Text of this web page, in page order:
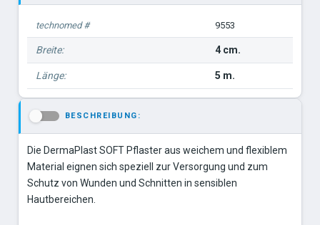
technomed # 9553
Breite: 4 cm.
Länge: 5 m.
BESCHREIBUNG:
Die DermaPlast SOFT Pflaster aus weichem und flexiblem
Material eignen sich speziell zur Versorgung und zum
Schutz von Wunden und Schnitten in sensiblen
Hautbereichen.